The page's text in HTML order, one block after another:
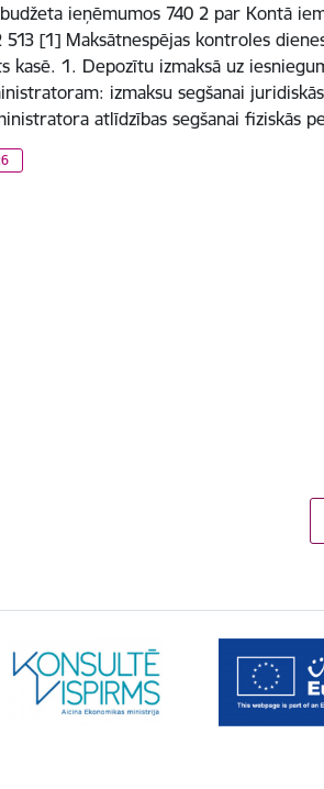
ieņēmumos 740 2 par Kontā
[1] Maksātnespējas kontroles
kasē. 1. Depozītu izmaksā uz
izmaksu segšanai
atlīdzības segšanai fiziskās